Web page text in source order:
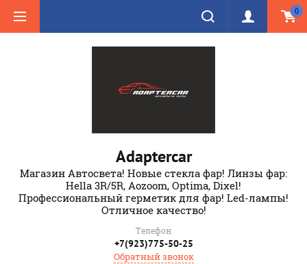
0
Adaptercar
Магазин Автосвета! Новые стекла фар! Линзы фар:
Hella 3R/5R, Aozoom, Optima, Dixel!
Профессиональный герметик для фар! Led-лампы!
Отличное качество!
Телефон
+7(923)775-50-25
Обратный звонок